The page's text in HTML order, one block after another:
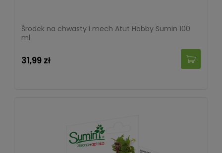
Środek na chwasty i mech Atut Hobby Sumin 100
ml
31,99 zł